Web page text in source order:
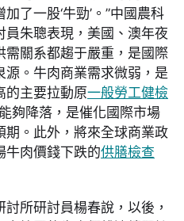
了一股‘牛勁’。”中國農科
員朱聰表現，美國、澳年夜
關系都趨于嚴重，是國際
。牛肉商業需求微弱，是
的主要拉動原一般勞工健檢
夠降落，是催化國際市場
。此外，將來全球商業政
牛肉價錢下跌的供膳檢查
所研討員楊春說，以後，